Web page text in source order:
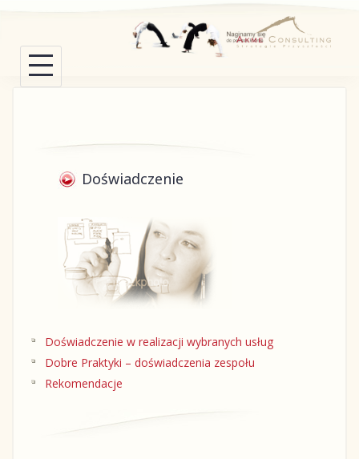
content
Doświadczenie
Doświadczenie w realizacji wybranych usług
Dobre Praktyki – doświadczenia zespołu
Rekomendacje